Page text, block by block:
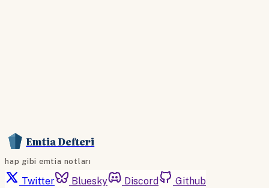
Emtia Defteri
hap gibi emtia notları
Twitter Bluesky Discord
Github